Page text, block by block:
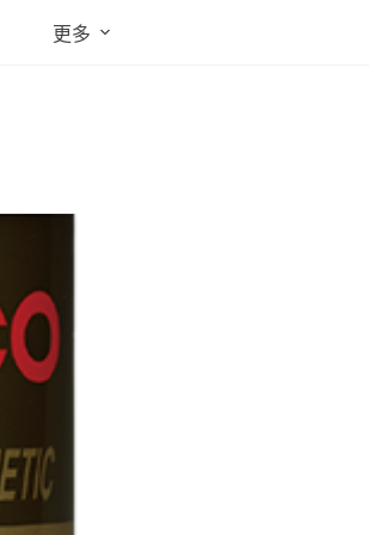
更多